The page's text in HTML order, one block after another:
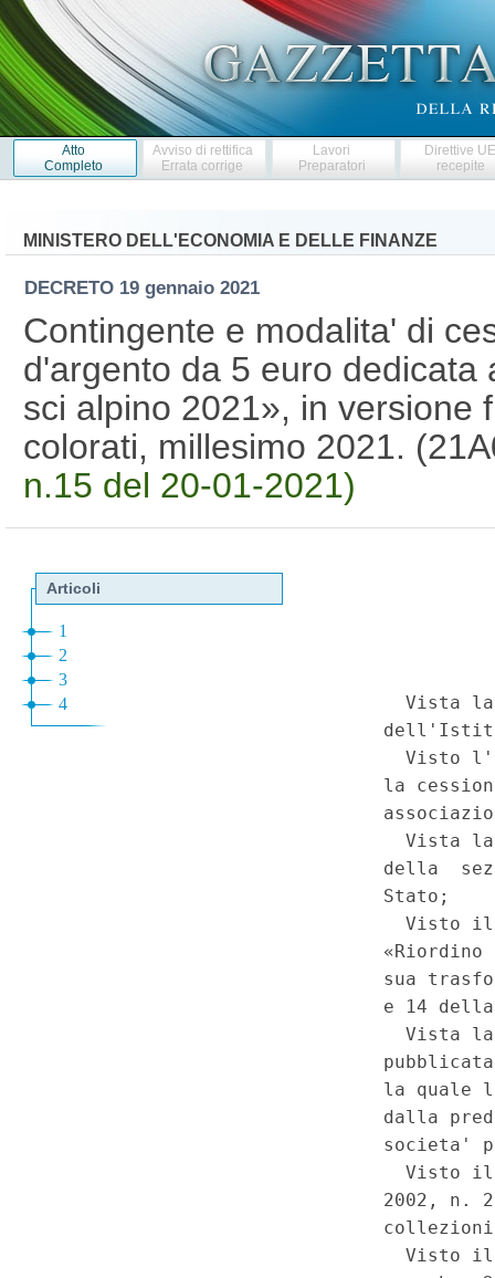
Atto
Completo
Avviso di rettifica
Errata corrige
Lavori
Preparatori
Direttive
recepite
MINISTERO DELL'ECONOMIA E DELLE FINANZE
DECRETO 19 gennaio 2021
Contingente e modalita' di
d'argento da 5 euro
sci alpino 2021», in versione
colorati, millesimo 2021.
n.15 del 20-01-2021)